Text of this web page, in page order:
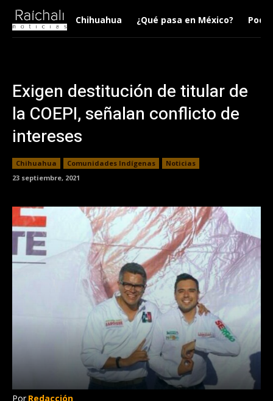
Chihuahua ¿Qué pasa en México?
Exigen destitución de titular de
la COEPI, señalan conflicto de
intereses
Chihuahua Comunidades Indígenas
Noticias
23 septiembre, 2021
Por Redacción